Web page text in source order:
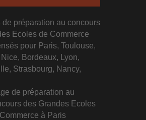
de préparation au concours
Ecoles de Commerce
pour Paris, Toulouse,
Bordeaux, Lyon,
Strasbourg, Nancy,
de préparation au
des Grandes Ecoles
à Paris